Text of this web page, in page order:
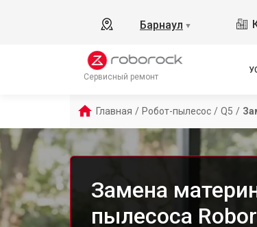
Барнаул ▼
Сервисный ремонт
Главная / Робот-пылесос / Q5 /
Замена
пылесоса